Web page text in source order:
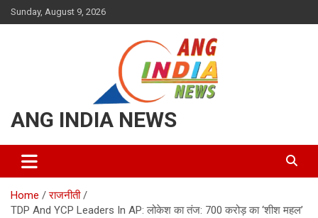
Skip
to
Sunday, August 9, 2026
ANG INDIA NEWS
Home
राजनीती
TDP And YCP Leaders In AP: लोकेश का तंज: 700 करोड़ का ‘शीश महल’